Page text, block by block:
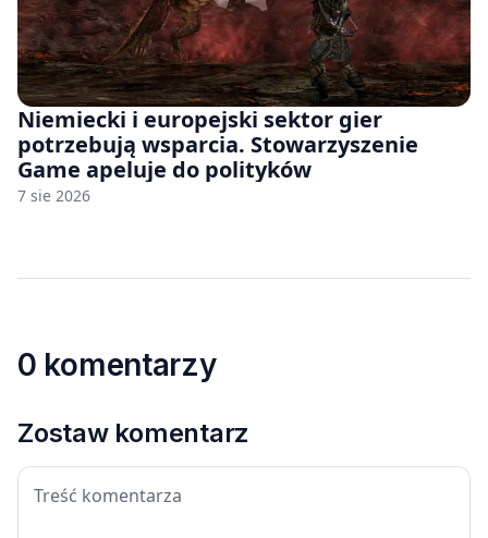
Niemiecki i europejski sektor gier
potrzebują wsparcia. Stowarzyszenie
Game apeluje do polityków
7 sie 2026
0 komentarzy
Zostaw komentarz